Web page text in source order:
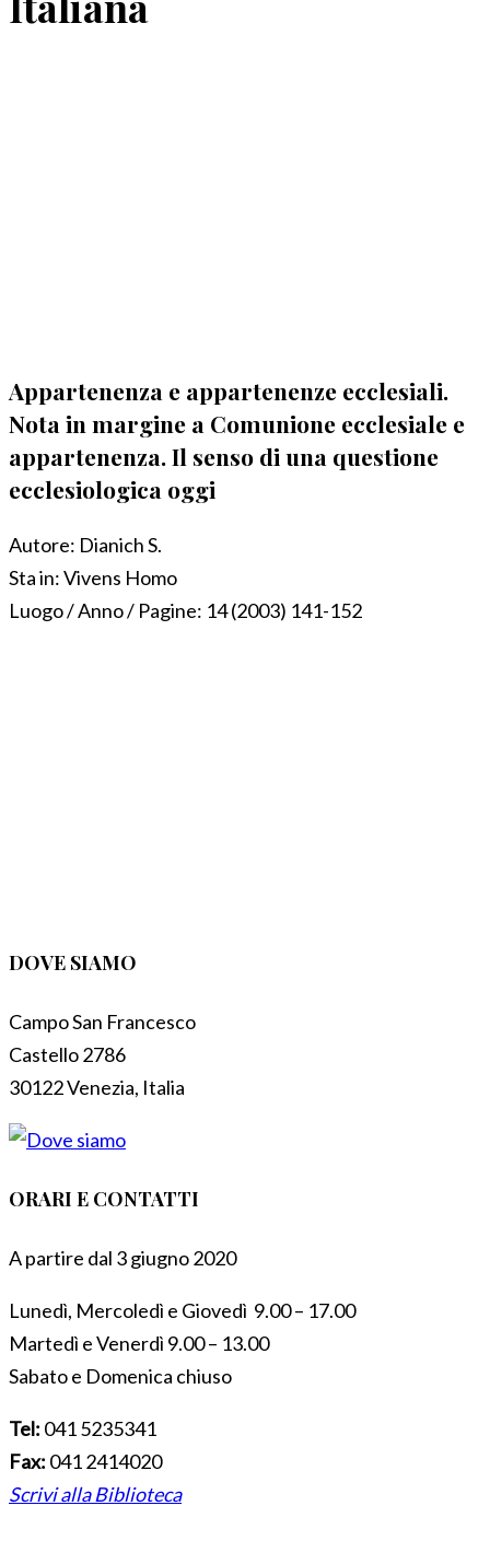
Appartenenza e appartenenze ecclesiali.
Nota in margine a Comunione ecclesiale e
appartenenza. Il senso di una questione
ecclesiologica oggi
Autore: Dianich S.
Sta in:Vivens Homo
Luogo / Anno / Pagine: 14 (2003) 141-152
DOVE SIAMO
Campo San Francesco
Castello 2786
30122 Venezia, Italia
ORARI E CONTATTI
A partire dal 3 giugno 2020
Lunedì, Mercoledì e Giovedì 9.00 – 17.00
Martedì e Venerdì 9.00 – 13.00
Sabato e Domenica chiuso
Tel: 041 5235341
Fax: 041 2414020
Scrivi alla Biblioteca